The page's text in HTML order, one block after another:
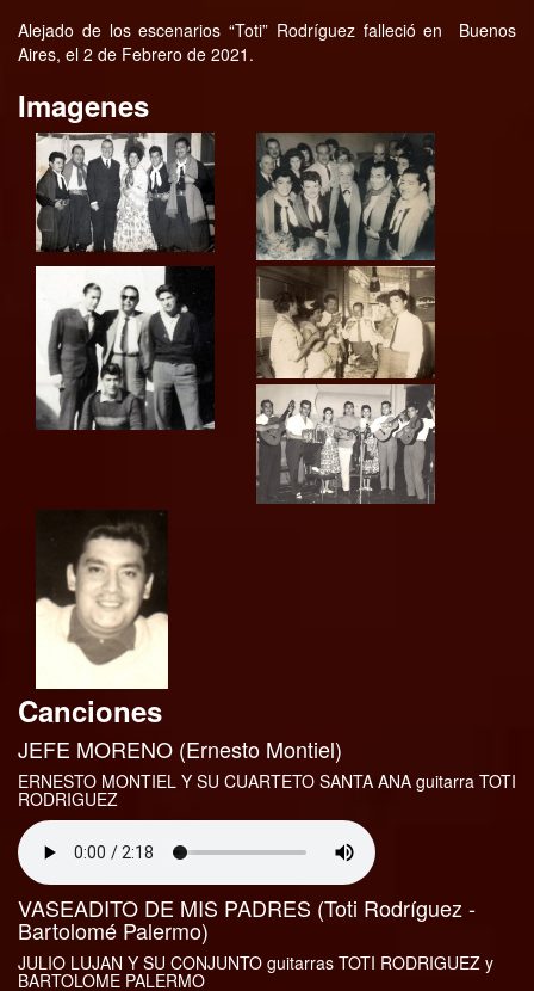
Alejado de los escenarios “Toti” Rodríguez falleció en Buenos
Aires, el 2 de Febrero de 2021.
Imagenes
Canciones
JEFE MORENO (Ernesto Montiel)
ERNESTO MONTIEL Y SU CUARTETO SANTA ANA guitarra TOTI
RODRIGUEZ
VASEADITO DE MIS PADRES (Toti Rodríguez -
Bartolomé Palermo)
JULIO LUJAN Y SU CONJUNTO guitarras TOTI RODRIGUEZ y
BARTOLOME PALERMO